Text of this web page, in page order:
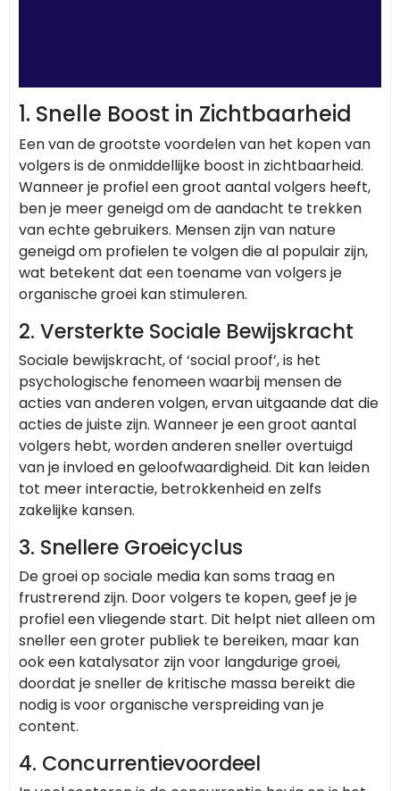
1. Snelle Boost in Zichtbaarheid
Een van de grootste voordelen van het kopen van
volgers is de onmiddellijke boost in zichtbaarheid.
Wanneer je profiel een groot aantal volgers heeft,
ben je meer geneigd om de aandacht te trekken
van echte gebruikers. Mensen zijn van nature
geneigd om profielen te volgen die al populair zijn,
wat betekent dat een toename van volgers je
organische groei kan stimuleren.
2. Versterkte Sociale Bewijskracht
Sociale bewijskracht, of ‘social proof’, is het
psychologische fenomeen waarbij mensen de
acties van anderen volgen, ervan uitgaande dat die
acties de juiste zijn. Wanneer je een groot aantal
volgers hebt, worden anderen sneller overtuigd
van je invloed en geloofwaardigheid. Dit kan leiden
tot meer interactie, betrokkenheid en zelfs
zakelijke kansen.
3. Snellere Groeicyclus
De groei op sociale media kan soms traag en
frustrerend zijn. Door volgers te kopen, geef je je
profiel een vliegende start. Dit helpt niet alleen om
sneller een groter publiek te bereiken, maar kan
ook een katalysator zijn voor langdurige groei,
doordat je sneller de kritische massa bereikt die
nodig is voor organische verspreiding van je
content.
4. Concurrentievoordeel